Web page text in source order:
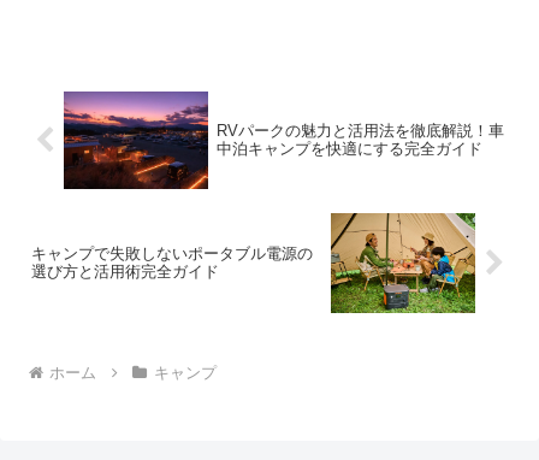
RVパークの魅力と活用法を徹底解説！車
中泊キャンプを快適にする完全ガイド
キャンプで失敗しないポータブル電源の
選び方と活用術完全ガイド
ホーム キャンプ